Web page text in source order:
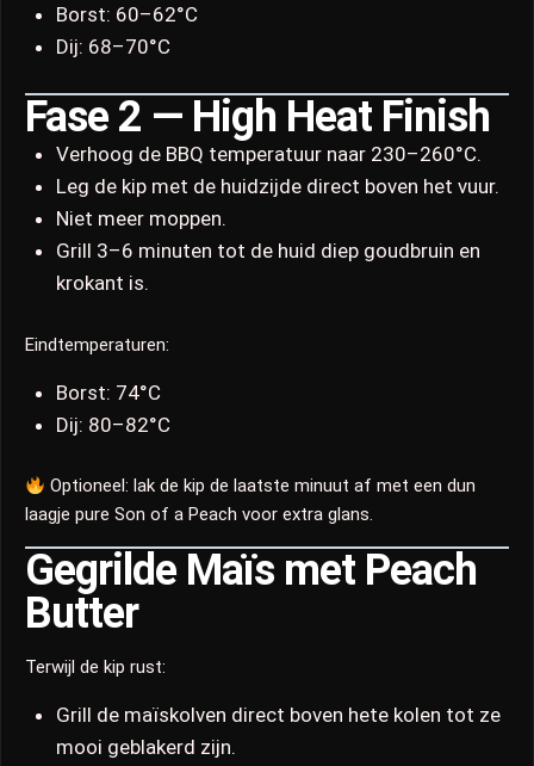
Borst: 60–62°C
Dij: 68–70°C
Fase 2 — High Heat Finish
Verhoog de BBQ temperatuur naar 230–260°C.
Leg de kip met de huidzijde direct boven het vuur.
Niet meer moppen.
Grill 3–6 minuten tot de huid diep goudbruin en
krokant is.
Eindtemperaturen:
Borst: 74°C
Dij: 80–82°C
Optioneel: lak de kip de laatste minuut af met een dun
laagje pure Son of a Peach voor extra glans.
Gegrilde Maïs met Peach
Butter
Terwijl de kip rust:
Grill de maïskolven direct boven hete kolen tot ze
mooi geblakerd zijn.